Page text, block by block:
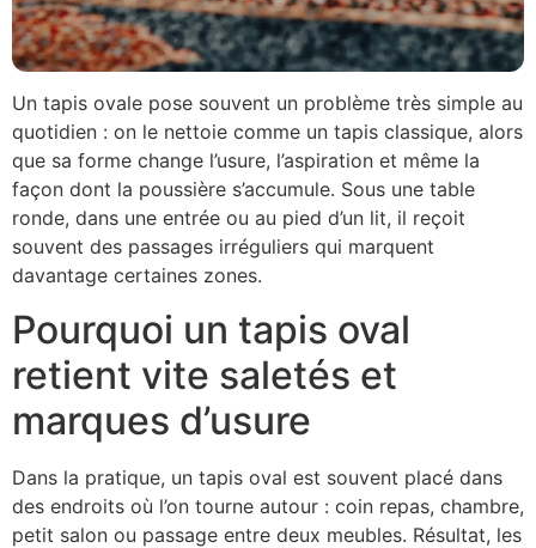
Un tapis ovale pose souvent un problème très simple au
quotidien : on le nettoie comme un tapis classique, alors
que sa forme change l’usure, l’aspiration et même la
façon dont la poussière s’accumule. Sous une table
ronde, dans une entrée ou au pied d’un lit, il reçoit
souvent des passages irréguliers qui marquent
davantage certaines zones.
Pourquoi un tapis oval
retient vite saletés et
marques d’usure
Dans la pratique, un tapis oval est souvent placé dans
des endroits où l’on tourne autour : coin repas, chambre,
petit salon ou passage entre deux meubles. Résultat, les